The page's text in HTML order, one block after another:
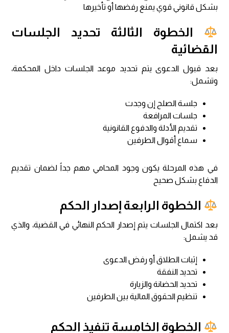
بشكل قانوني قوي يمنع رفضها أو تأخيرها
الخطوة الثالثة تحديد الجلسات
القضائية
بعد قبول الدعوى يتم تحديد موعد الجلسات داخل المحكمة،
وتشمل:
جلسة الصلح إن وجدت
جلسات المرافعة
تقديم الأدلة والدفوع القانونية
سماع أقوال الطرفين
في هذه المرحلة يكون وجود المحامي مهم جداً لضمان تقديم
الدفاع بشكل صحيح
الخطوة الرابعة إصدار الحكم
بعد اكتمال الجلسات يتم إصدار الحكم النهائي في القضية، والذي
قد يشمل:
إثبات الطلاق أو رفض الدعوى
تحديد النفقة
تحديد الحضانة والزيارة
تنظيم الحقوق المالية بين الطرفين
الخطوة الخامسة تنفيذ الحكم